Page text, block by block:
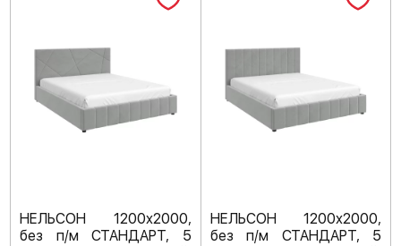
НЕЛЬСОН 1200х2000,
без п/м СТАНДАРТ, 5
НЕЛЬСОН 1200х2000,
без п/м СТАНДАРТ, 5